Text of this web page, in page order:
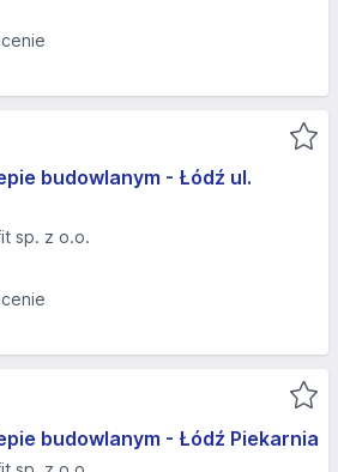
budowlanym - Łódź ul.
sp. z o.o.
budowlanym - Łódź Piekarnia